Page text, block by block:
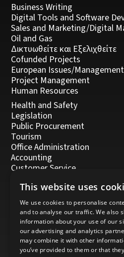
Business Writing
Digital Tools and Software
Sales and Marketing/Digital
Oil and Gas
Δικτυωθείτε και Εξελιχθείτε
Cofunded Projects
European Issues/
Project Management
Human Resources
Health and Safety
Legislation
Public Procurement
Tourism
Office Administration
Accounting
Customer Service
Management, Leadership and
Personal Development
Trainers/Trainer of
5/Moodle
Το έργο υποβλήθηκε στα
This website uses
We use cookies to personalise
and to analyse our traffic. We also
information about your use of our
our advertising and analytics
may combine it with other
you’ve provided to them or that